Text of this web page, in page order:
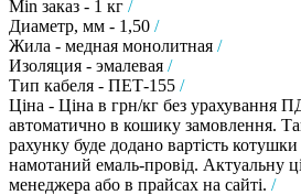
Min заказ - 1 кг /
Диаметр, мм - 1,50 /
Жила - медная монолитная /
Изоляция - эмалевая /
Тип кабеля - ПЕТ-155 /
Ціна - Ціна в грн/кг без урахування
автоматично в кошику замовлення.
рахунку буде додано вартість
намотаний емаль-провід. Актуальну
менеджера або в прайсах на сайті. /